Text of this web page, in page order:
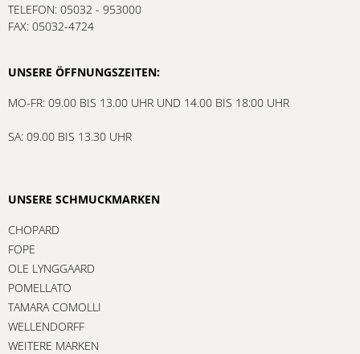
TELEFON: 05032 - 953000
FAX: 05032-4724
UNSERE ÖFFNUNGSZEITEN:
MO-FR: 09.00 BIS 13.00 UHR UND 14.00 BIS 18:00 UHR
SA: 09.00 BIS 13.30 UHR
UNSERE SCHMUCKMARKEN
CHOPARD
FOPE
OLE LYNGGAARD
POMELLATO
TAMARA COMOLLI
WELLENDORFF
WEITERE MARKEN